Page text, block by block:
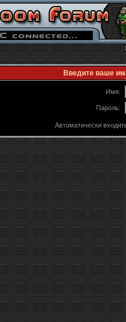
Введите ваше
Имя:
Пароль:
Автоматически